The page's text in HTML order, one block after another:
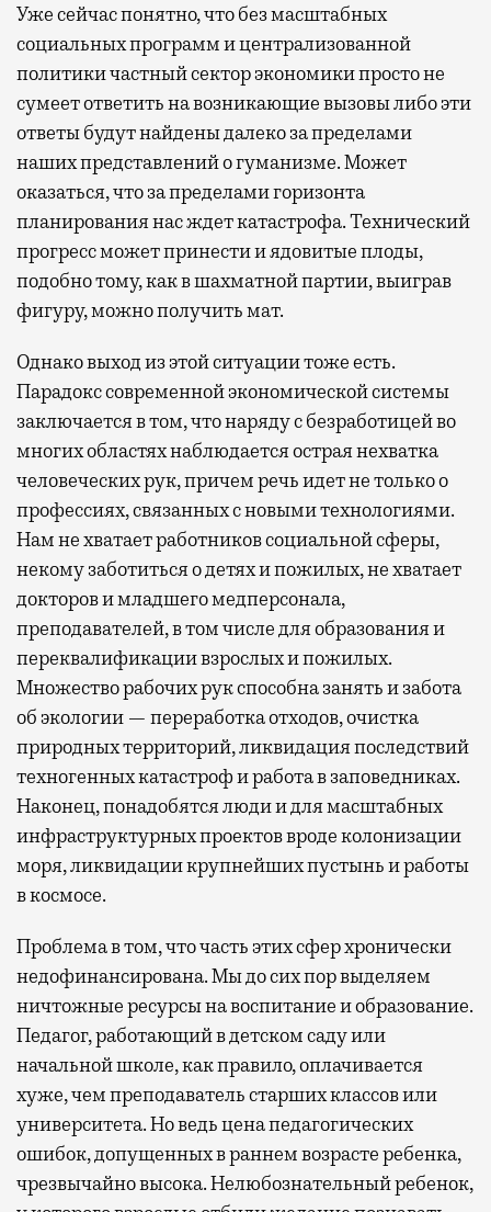
Уже сейчас понятно, что без масштабных
социальных программ и централизованной
политики частный сектор экономики просто не
сумеет ответить на возникающие вызовы либо эти
ответы будут найдены далеко за пределами
наших представлений о гуманизме. Может
оказаться, что за пределами горизонта
планирования нас ждет катастрофа. Технический
прогресс может принести и ядовитые плоды,
подобно тому, как в шахматной партии, выиграв
фигуру, можно получить мат.
Однако выход из этой ситуации тоже есть.
Парадокс современной экономической системы
заключается в том, что наряду с безработицей во
многих областях наблюдается острая нехватка
человеческих рук, причем речь идет не только о
профессиях, связанных с новыми технологиями.
Нам не хватает работников социальной сферы,
некому заботиться о детях и пожилых, не хватает
докторов и младшего медперсонала,
преподавателей, в том числе для образования и
переквалификации взрослых и пожилых.
Множество рабочих рук способна занять и забота
об экологии — переработка отходов, очистка
природных территорий, ликвидация последствий
техногенных катастроф и работа в заповедниках.
Наконец, понадобятся люди и для масштабных
инфраструктурных проектов вроде колонизации
моря, ликвидации крупнейших пустынь и работы
в космосе.
Проблема в том, что часть этих сфер хронически
недофинансирована. Мы до сих пор выделяем
ничтожные ресурсы на воспитание и образование.
Педагог, работающий в детском саду или
начальной школе, как правило, оплачивается
хуже, чем преподаватель старших классов или
университета. Но ведь цена педагогических
ошибок, допущенных в раннем возрасте ребенка,
чрезвычайно высока. Нелюбознательный ребенок,